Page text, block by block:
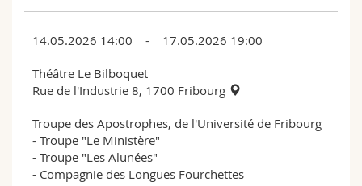
14.05.2026 14:00 - 17.05.2026 19:00
Théâtre Le Bilboquet
Rue de l'Industrie 8, 1700 Fribourg
Troupe des Apostrophes, de l'Université de Fribourg
- Troupe "Le Ministère"
- Troupe "Les Alunées"
- Compagnie des Longues Fourchettes